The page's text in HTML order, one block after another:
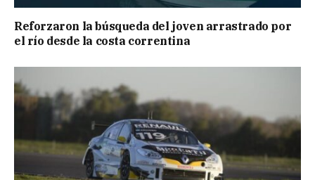
Reforzaron la búsqueda del joven arrastrado por
el río desde la costa correntina